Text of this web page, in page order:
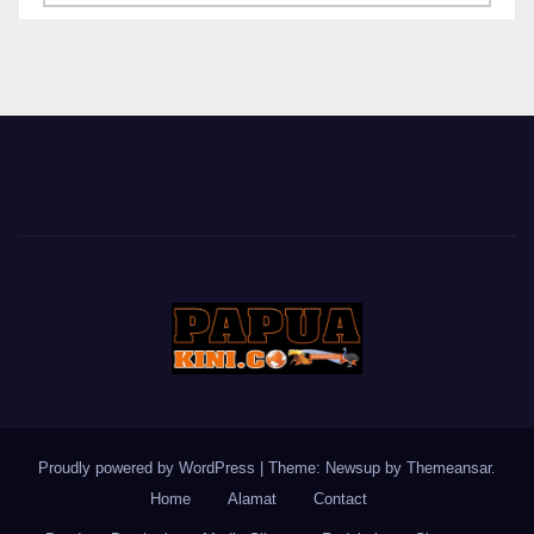
Proudly powered by WordPress Theme: Newsup by Themeansar.
Home
Alamat Contact